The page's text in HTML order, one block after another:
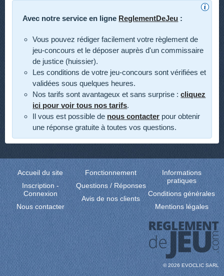
Avec notre service en ligne ReglementDeJeu :
Vous pouvez rédiger facilement votre règlement de
jeu-concours et le déposer auprès d'un commissaire
de justice (huissier).
Les conditions de votre jeu-concours sont vérifiées et
validées sous quelques heures.
Nos tarifs sont avantageux et sans surprise :cliquez
ici pour voir tous nos tarifs.
Il vous est possible de nous contacter pour obtenir
une réponse gratuite à toutes vos questions.
Accueil du site
Inscription -
Connexion
Nous contacter
Fonctionnement
Questions / Réponses
Avis de nos clients
Informations
pratiques
Conditions générales
Mentions légales
© 2026 EVOCLIC SARL